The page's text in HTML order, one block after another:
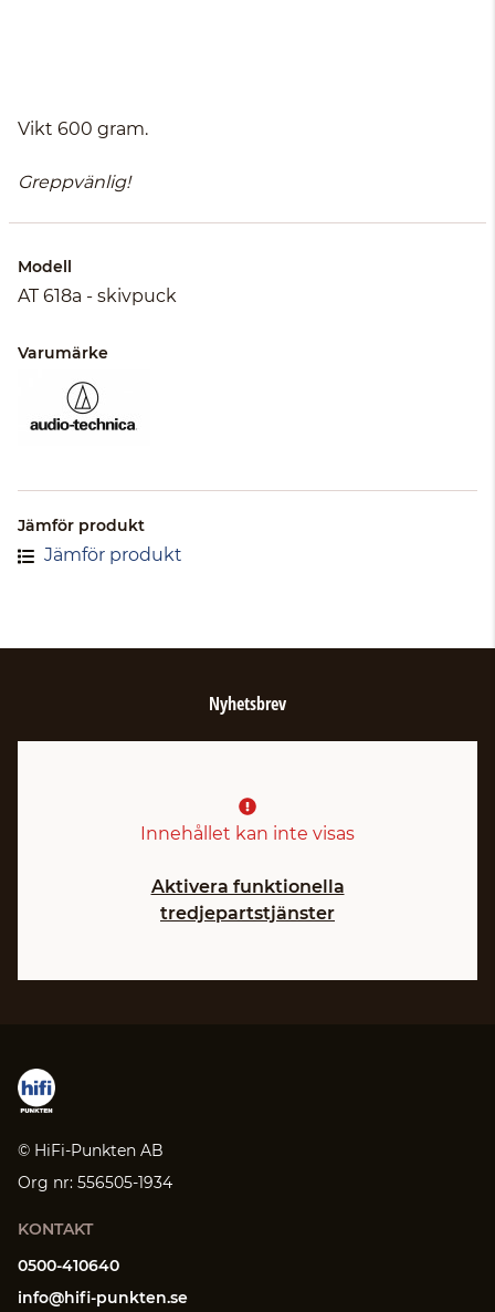
Vikt 600 gram.
Greppvänlig!
Modell
AT 618a - skivpuck
Varumärke
Jämför produkt
Jämför produkt
Nyhetsbrev
Innehållet kan inte visas
Aktivera funktionella
tredjepartstjänster
© HiFi-Punkten AB
Org nr: 556505-1934
KONTAKT
0500-410640
info@hifi-punkten.se